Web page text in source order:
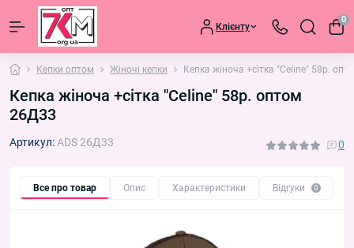
Клієнту
0
Кепки оптом Жіночі кепки Кепка жіноча +сітка "Celine" 58р.
Кепка жіноча +сітка "Celine" 58р. оптом
26Д33
Артикул:ADS 26Д33 0
Все про товар Опис Характеристики Відгуки 0